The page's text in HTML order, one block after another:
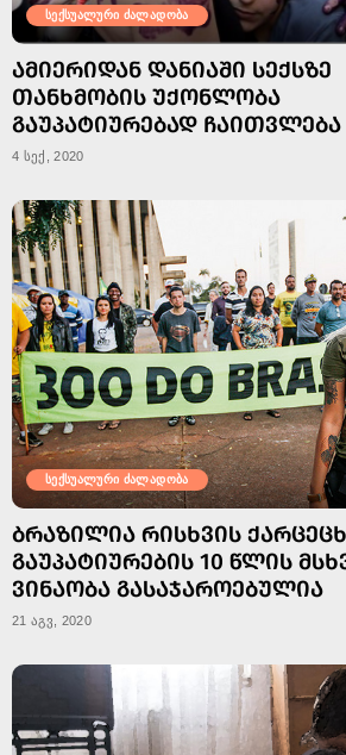
სექსუალური ძალადობა
ᲐᲛᲘᲔᲠᲘᲓᲐᲜ ᲓᲐᲜᲘᲐᲨᲘ ᲡᲔᲥᲡᲖᲔ
ᲗᲐᲜᲮᲛᲝᲑᲘᲡ ᲣᲥᲝᲜᲚᲝᲑᲐ
ᲒᲐᲣᲞᲐᲢᲘᲣᲠᲔᲑᲐᲓ ᲩᲐᲘᲗᲕᲚᲔᲑᲐ
4 სექ, 2020
სექსუალური ძალადობა
ᲑᲠᲐᲖᲘᲚᲘᲐ ᲠᲘᲡᲮᲕᲘᲡ
ᲒᲐᲣᲞᲐᲢᲘᲣᲠᲔᲑᲘᲡ 10 ᲬᲚᲘᲡ
ᲕᲘᲜᲐᲝᲑᲐ ᲒᲐᲡᲐᲯᲐᲠᲝᲔᲑᲣᲚᲘᲐ
21 აგვ, 2020